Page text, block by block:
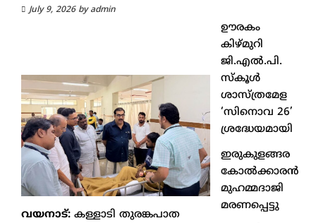
July 9, 2026by admin
വയനാട്: കള്ളാടി തുരങ്കപാത
ഊരകം
കിഴ്മുറി
ജി.എൽ.പി.
സ്കൂൾ
ശാസ്ത്രമേള
‘സിനൊവ 26’
ശ്രദ്ധേയമായി
ഇരുകുളങ്ങര
കോൽക്കാരൻ
മുഹമ്മദാജി
മരണപ്പെട്ടു